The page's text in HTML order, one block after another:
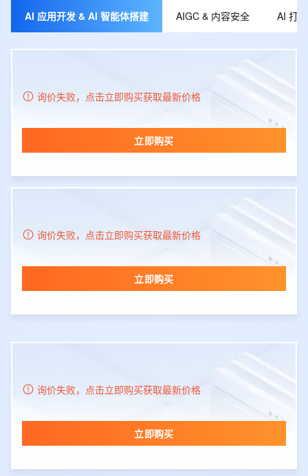
AI 应用开发 & AI 智能体搭建 AIGC & 内容安全 AI 打
询价失败，点击立即购买获取最新价格
立即购买
询价失败，点击立即购买获取最新价格
立即购买
询价失败，点击立即购买获取最新价格
立即购买